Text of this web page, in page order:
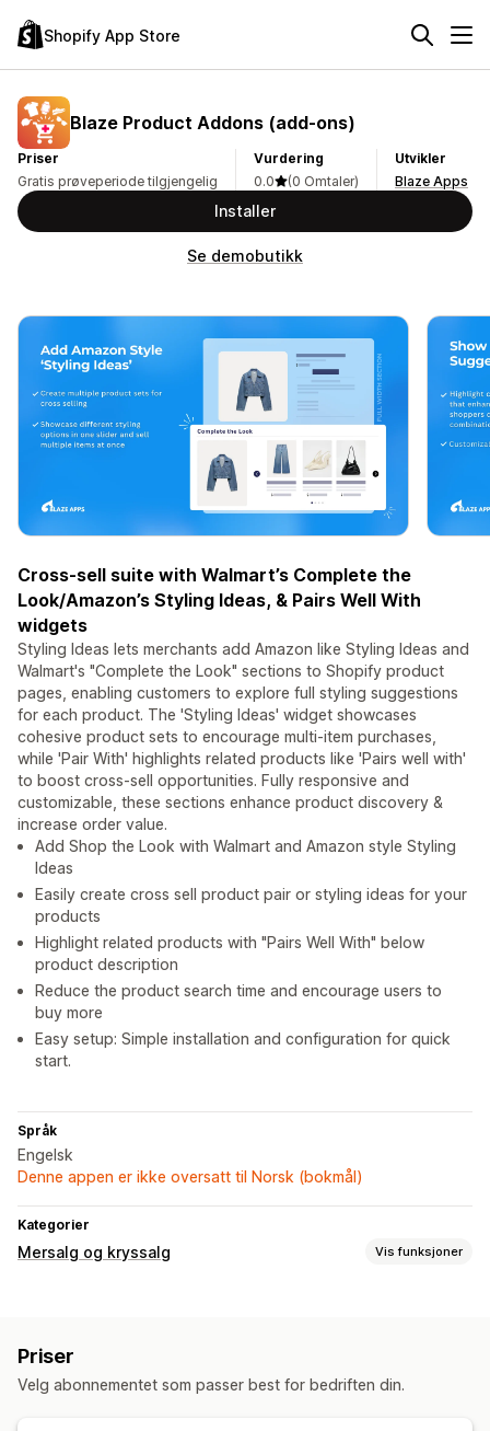
Shopify App Store
Blaze Product Addons (add‑ons)
Priser
Gratis prøveperiode tilgjengelig
Vurdering
0.0
(0 Omtaler)
Utvikler
Blaze Apps
Installer
Se demobutikk
Cross-sell suite with Walmart’s Complete the
Look/Amazon’s Styling Ideas, & Pairs Well With
widgets
Styling Ideas lets merchants add Amazon like Styling Ideas and
Walmart's "Complete the Look" sections to Shopify product
pages, enabling customers to explore full styling suggestions
for each product. The 'Styling Ideas' widget showcases
cohesive product sets to encourage multi-item purchases,
while 'Pair With' highlights related products like 'Pairs well with'
to boost cross-sell opportunities. Fully responsive and
customizable, these sections enhance product discovery &
increase order value.
Add Shop the Look with Walmart and Amazon style Styling
Ideas
Easily create cross sell product pair or styling ideas for your
products
Highlight related products with "Pairs Well With" below
product description
Reduce the product search time and encourage users to
buy more
Easy setup: Simple installation and configuration for quick
start.
Språk
Engelsk
Denne appen er ikke oversatt til Norsk (bokmål)
Kategorier
Mersalg og kryssalg Vis funksjoner
Kjøpes ofte sammen
Priser
Velg abonnementet som passer best for bedriften din.